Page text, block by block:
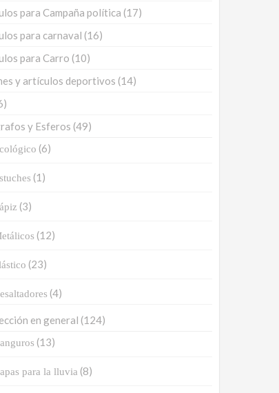
para Campaña política (17)
para carnaval (16)
para Carro (10)
y artículos deportivos (14)
y Esferos (49)
(6)
(1)
(3)
(12)
(23)
(4)
en general (124)
(13)
para la lluvia (8)